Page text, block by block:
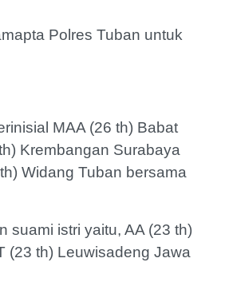
Polres Tuban untuk
MAA (26 th) Babat
Krembangan Surabaya
Widang Tuban bersama
suami istri yaitu, AA (23 th)
(23 th) Leuwisadeng Jawa